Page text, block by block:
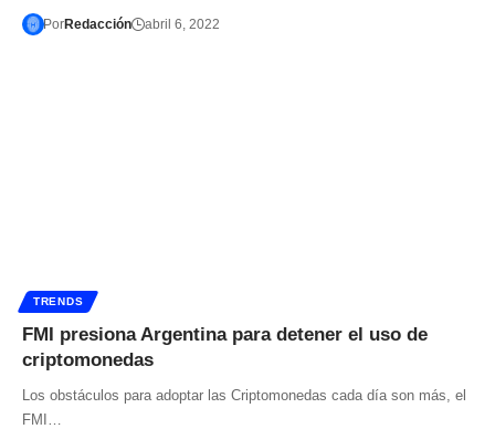
PorRedacción abril 6, 2022
TRENDS
FMI presiona Argentina para detener el uso de
criptomonedas
Los obstáculos para adoptar las Criptomonedas cada día son más, el
FMI…